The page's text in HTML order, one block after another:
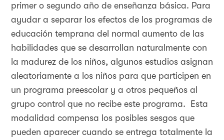
primer o segundo año de enseñanza básica. Para
ayudar a separar los efectos de los programas de
educación temprana del normal aumento de las
habilidades que se desarrollan naturalmente con
la madurez de los niños, algunos estudios asignan
aleatoriamente a los niños para que participen en
un programa preescolar y a otros pequeños al
grupo control que no recibe este programa. Esta
modalidad compensa los posibles sesgos que
pueden aparecer cuando se entrega totalmente la